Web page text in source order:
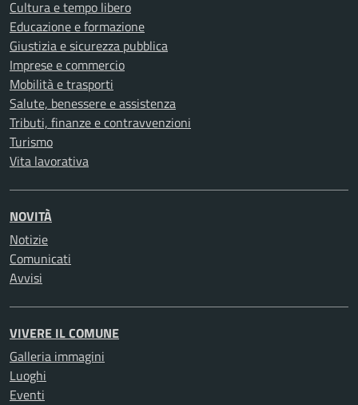
Cultura e tempo libero
Educazione e formazione
Giustizia e sicurezza pubblica
Imprese e commercio
Mobilità e trasporti
Salute, benessere e assistenza
Tributi, finanze e contravvenzioni
Turismo
Vita lavorativa
NOVITÀ
Notizie
Comunicati
Avvisi
VIVERE IL COMUNE
Galleria immagini
Luoghi
Eventi